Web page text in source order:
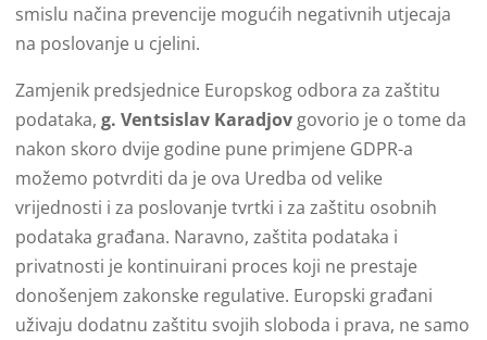
smislu načina prevencije mogućih negativnih utjecaja
na poslovanje u cjelini.
Zamjenik predsjednice Europskog odbora za zaštitu
podataka, g. Ventsislav Karadjov govorio je o tome da
nakon skoro dvije godine pune primjene GDPR-a
možemo potvrditi da je ova Uredba od velike
vrijednosti i za poslovanje tvrtki i za zaštitu osobnih
podataka građana. Naravno, zaštita podataka i
privatnosti je kontinuirani proces koji ne prestaje
donošenjem zakonske regulative. Europski građani
uživaju dodatnu zaštitu svojih sloboda i prava, ne samo